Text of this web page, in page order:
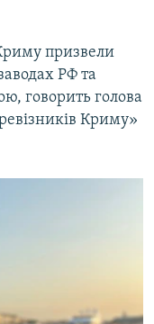
призвели
РФ та
говорить голова
Криму»